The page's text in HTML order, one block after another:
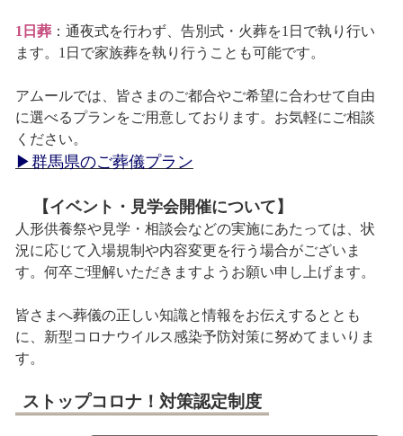
1日葬：通夜式を行わず、告別式・火葬を1日で執り行い
ます。1日で家族葬を執り行うことも可能です。
アムールでは、皆さまのご都合やご希望に合わせて自由
に選べるプランをご用意しております。お気軽にご相談
ください。
▶群馬県のご葬儀プラン
【イベント・見学会開催について】
人形供養祭や見学・相談会などの実施にあたっては、状
況に応じて入場規制や内容変更を行う場合がございま
す。何卒ご理解いただきますようお願い申し上げます。
皆さまへ葬儀の正しい知識と情報をお伝えするととも
に、新型コロナウイルス感染予防対策に努めてまいりま
す。
ストップコロナ！対策認定制度